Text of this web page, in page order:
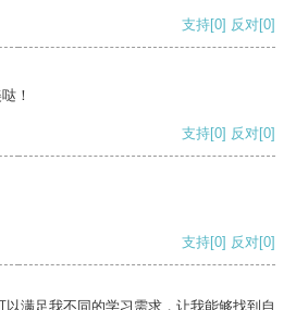
支持[0] 反对[0]
！
支持[0] 反对[0]
支持[0] 反对[0]
满足我不同的学习需求，让我能够找到自